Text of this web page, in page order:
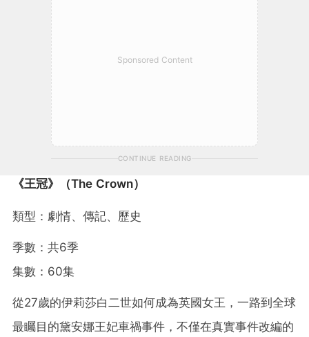
Sponsored Content
CONTINUE READING
《王冠》（The Crown）
類型：劇情、傳記、歷史
季數：共6季
集數：60集
從27歲的伊莉莎白二世如何成為英國女王，一路到全球
最矚目的黛安娜王妃車禍事件，不僅在真實事件改編的